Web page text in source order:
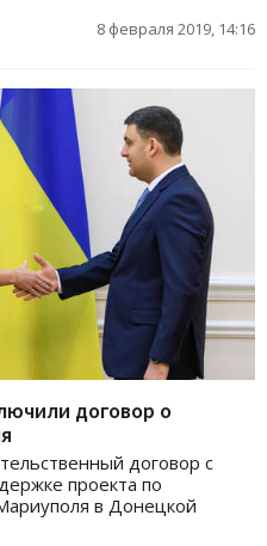
8 февраля 2019, 14:16
договор о
договор с
проекта по
в Донецкой